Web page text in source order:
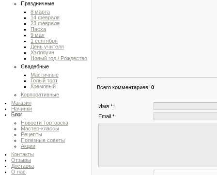
Праздничные
8 марта
14 февраля
23 февраля
Пасха
9 мая
1 сентября
День учителя
Хэллоуин
Новый год / Рождество
Свадебные
Мастичные
Голый торт
Кремовый
Корпоративные
Магазин
Начинки
Блог
Новости Тортовска
Мастер-классы
Рецепты
Полезные советы
Акции
Контакты
Отзывы
Доставка
О нас
Всего комментариев: 0
Имя *:
Email *: